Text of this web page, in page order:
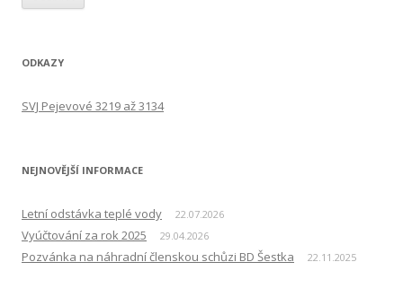
ODKAZY
SVJ Pejevové 3219 až 3134
NEJNOVĚJŠÍ INFORMACE
Letní odstávka teplé vody 22.07.2026
Vyúčtování za rok 2025 29.04.2026
Pozvánka na náhradní členskou schůzi BD Šestka 22.11.2025